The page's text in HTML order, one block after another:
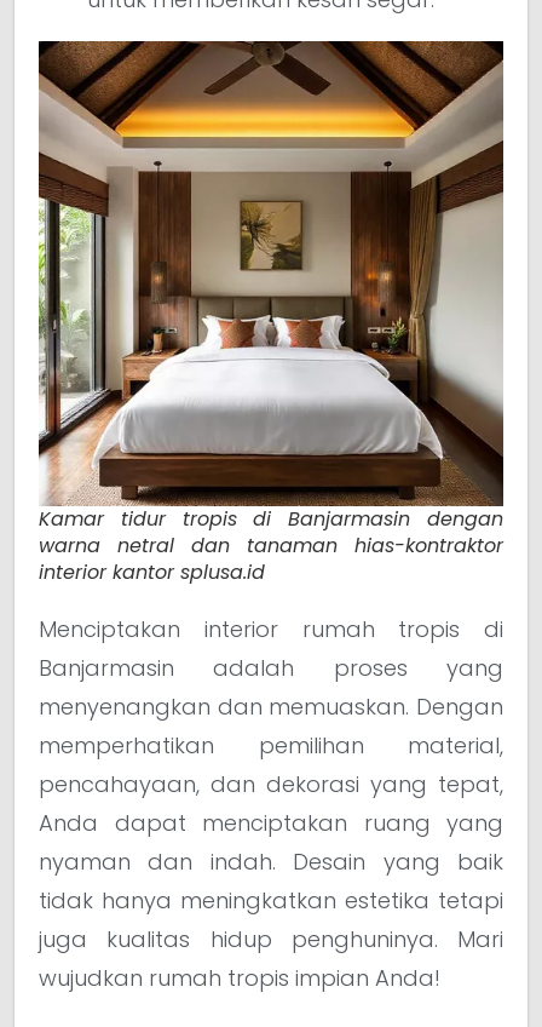
Kamar tidur tropis di Banjarmasin dengan
warna netral dan tanaman hias-kontraktor
interior kantor splusa.id
Menciptakan interior rumah tropis di
Banjarmasin adalah proses yang
menyenangkan dan memuaskan. Dengan
memperhatikan pemilihan material,
pencahayaan, dan dekorasi yang tepat,
Anda dapat menciptakan ruang yang
nyaman dan indah. Desain yang baik
tidak hanya meningkatkan estetika tetapi
juga kualitas hidup penghuninya. Mari
wujudkan rumah tropis impian Anda!